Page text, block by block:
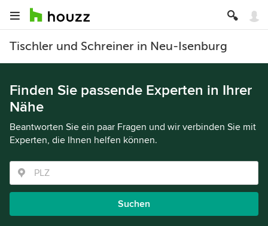
Tischler und Schreiner in Neu-Isenburg
Finden Sie passende Experten in Ihrer
Nähe
Beantworten Sie ein paar Fragen und wir verbinden Sie mit
Experten, die Ihnen helfen können.
Suchen